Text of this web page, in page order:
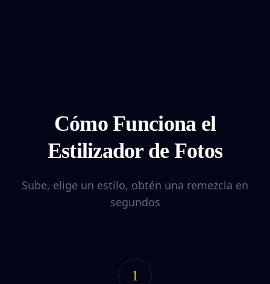
Cómo Funciona el
Estilizador de Fotos
Sube, elige un estilo, obtén una remezcla en
segundos
1